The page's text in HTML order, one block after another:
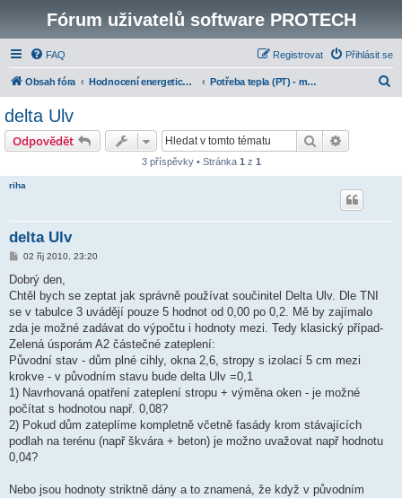
Fórum uživatelů software PROTECH
FAQ Přihlásit se
Registrovat
Obsah fóra Hodnocení energetické náročnosti budov Potřeba tepla (PT) - modul k programům PENB a TV
delta Ulv
Odpovědět Hledat
3 příspěvky • Stránka 1 z 1
riha
delta Ulv
P
í
p
ě
e
k
02 říj 2010, 23:20
Dobrý den,
Chtěl bych se zeptat jak správně používat součinitel Delta Ulv. Dle TNI
se v tabulce 3 uvádějí pouze 5 hodnot od 0,00 po 0,2. Mě by zajímalo
zda je možné zadávat do výpočtu i hodnoty mezi. Tedy klasický případ-
Zelená úsporám A2 částečné zateplení:
Původní stav - dům plné cihly, okna 2,6, stropy s izolací 5 cm mezi
krokve - v původním stavu bude delta Ulv =0,1
1) Navrhovaná opatření zateplení stropu + výměna oken - je možné
počítat s hodnotou např. 0,08?
2) Pokud dům zateplíme kompletně včetně fasády krom stávajících
podlah na terénu (např škvára + beton) je možno uvažovat např hodnotu
0,04?
Nebo jsou hodnoty striktně dány a to znamená, že když v původním